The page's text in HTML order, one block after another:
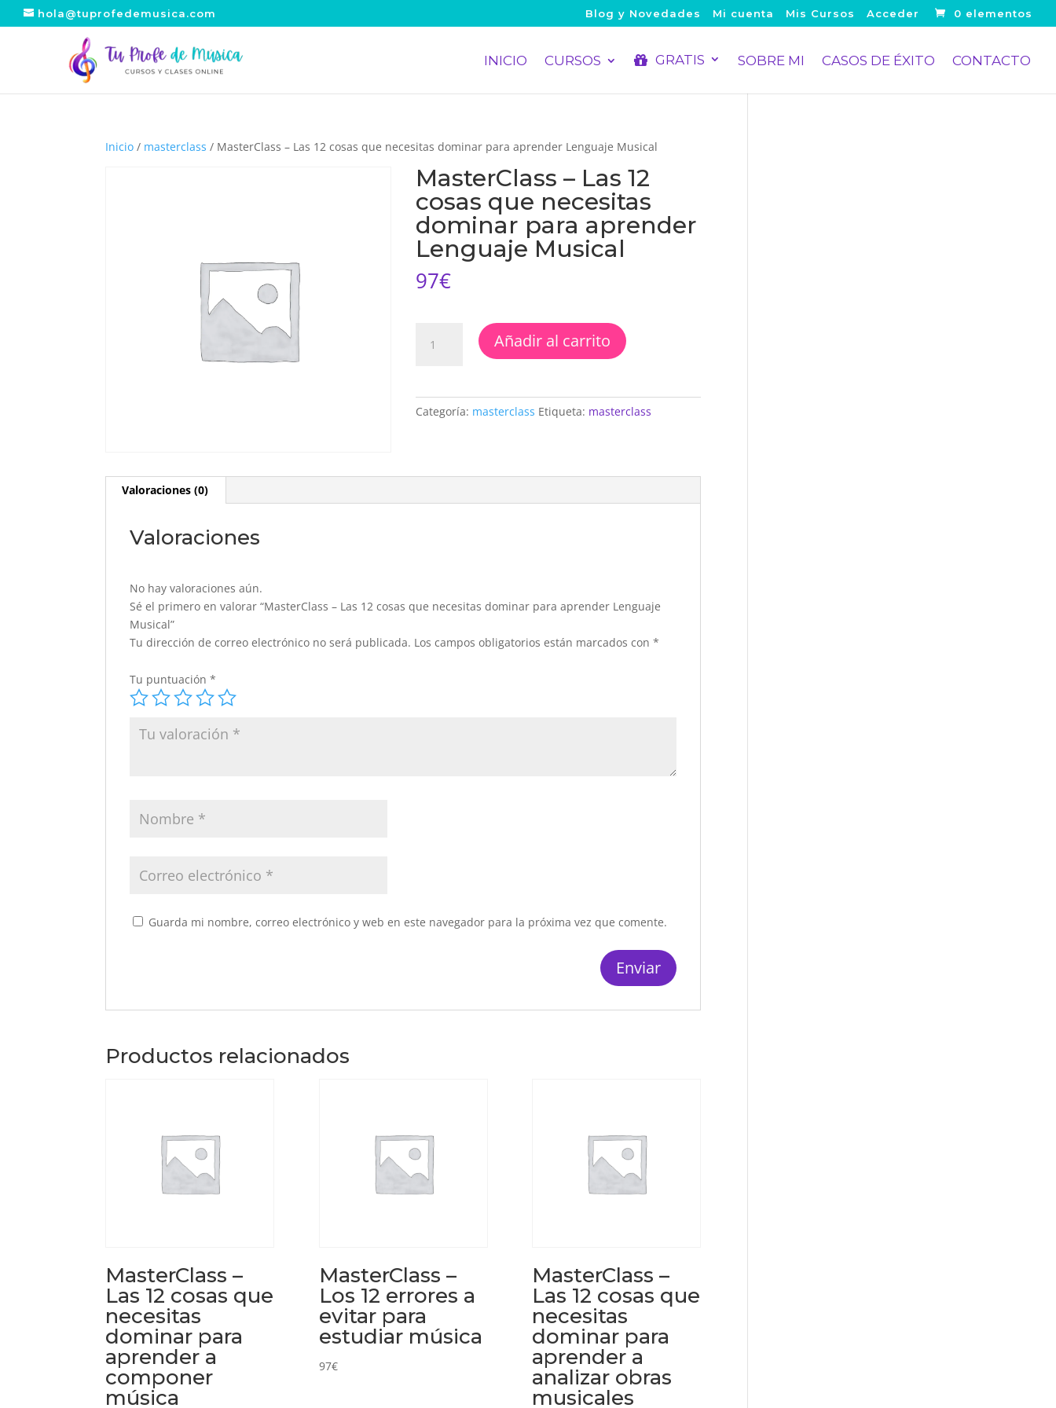
hola@tuprofedemusica.com Blog y Novedades Mi cuenta Mis Cursos Acceder 0 elementos
INICIO CURSOS GRATIS SOBRE MI CASOS DE ÉXITO CONTACTO
Inicio / masterclass / MasterClass – Las 12 cosas que necesitas dominar para aprender Lenguaje Musical
MasterClass – Las 12
cosas que necesitas
dominar para aprender
Lenguaje Musical
97€
para
Añadir al carrito
Categoría: masterclass Etiqueta: masterclass
Valoraciones (0)
Valoraciones
No hay valoraciones aún.
Sé el primero en valorar “MasterClass – Las 12 cosas que necesitas dominar para aprender Lenguaje
Musical”
Tu dirección de correo electrónico no será publicada. Los campos obligatorios están marcados con*
Tu puntuación*
Guarda mi nombre, correo electrónico y web en este navegador para la próxima vez que comente.
Productos relacionados
MasterClass –
Las 12 cosas que
necesitas
dominar para
aprender a
componer
música
MasterClass –
Los 12 errores a
evitar para
estudiar música
97€
MasterClass –
Las 12 cosas que
necesitas
dominar para
aprender a
analizar obras
musicales